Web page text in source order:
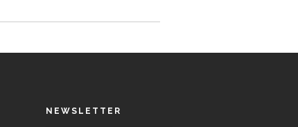
NEWSLETTER